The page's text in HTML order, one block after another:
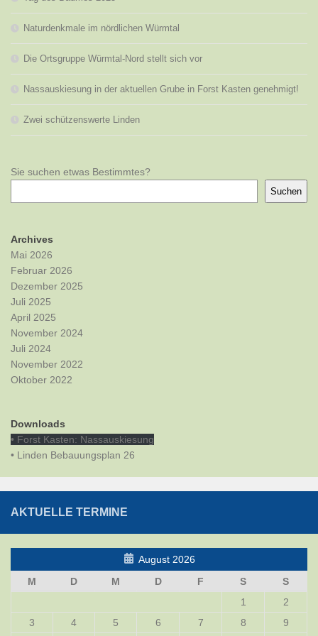
Naturdenkmale im nördlichen Würmtal
Die Ortsgruppe Würmtal-Nord stellt sich vor
Nassauskiesung in der aktuellen Grube in Forst Kasten genehmigt!
Zwei schützenswerte Linden
Sie suchen etwas Bestimmtes?
Suchen
Archives
Mai 2026
Februar 2026
Dezember 2025
Juli 2025
April 2025
November 2024
Juli 2024
November 2022
Oktober 2022
Downloads
• Forst Kasten: Nassauskiesung
• Linden Bebauungsplan 26
AKTUELLE TERMINE
August 2026
M
D M D F S
S
1
2
3
4 5 6 7 8 9